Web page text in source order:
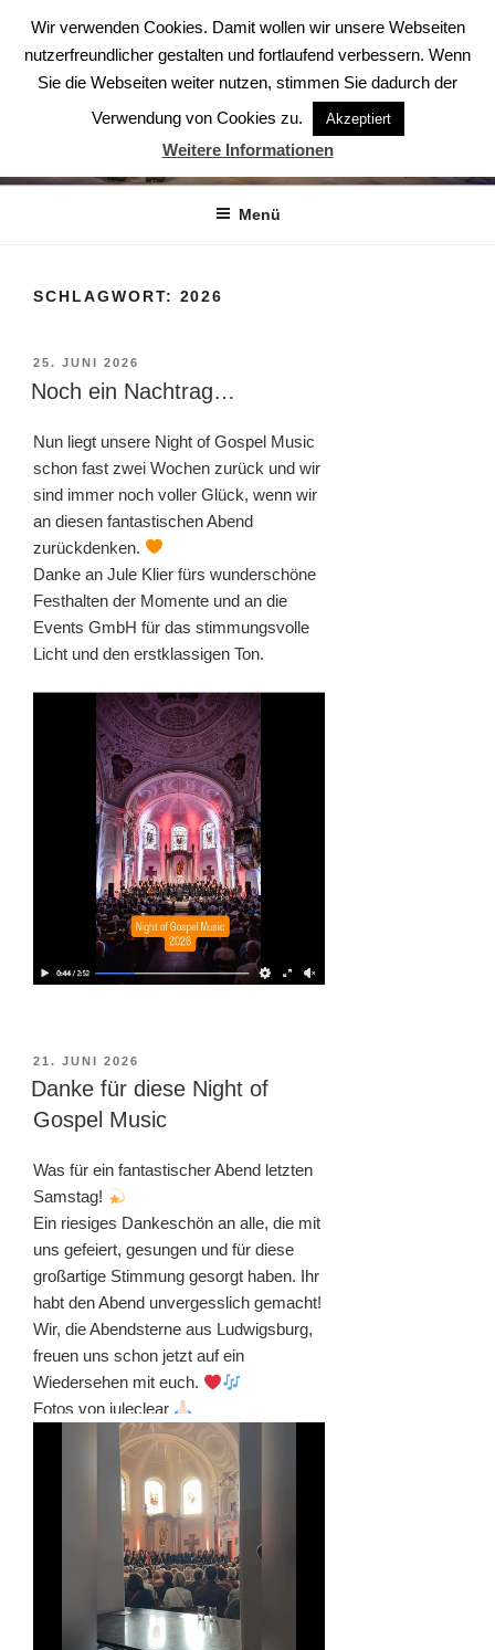
Inhalt
springen
ABENDSTERNE – DER CHOR
Der Chor aus Ludwigsburg
Menü
SCHLAGWORT: 2026
VERÖFFENTLICHT
AM
25. JUNI 2026
Noch ein Nachtrag…
Nun liegt unsere Night of Gospel Music
schon fast zwei Wochen zurück und wir
sind immer noch voller Glück, wenn wir
an diesen fantastischen Abend
zurückdenken.
Danke an Jule Klier fürs wunderschöne
Festhalten der Momente und an die
Events GmbH für das stimmungsvolle
Licht und den erstklassigen Ton.
VERÖFFENTLICHT
AM
21. JUNI 2026
Danke für diese Night of
Gospel Music
Was für ein fantastischer Abend letzten
Samstag!
Ein riesiges Dankeschön an alle, die mit
uns gefeiert, gesungen und für diese
großartige Stimmung gesorgt haben. Ihr
habt den Abend unvergesslich gemacht!
Wir, die Abendsterne aus Ludwigsburg,
freuen uns schon jetzt auf ein
Wiedersehen mit euch.
Fotos von juleclear
Wir verwenden Cookies. Damit wollen wir unsere Webseiten
nutzerfreundlicher gestalten und fortlaufend verbessern. Wenn
Sie die Webseiten weiter nutzen, stimmen Sie dadurch der
Verwendung von Cookies zu.
Akzeptiert
Weitere Informationen